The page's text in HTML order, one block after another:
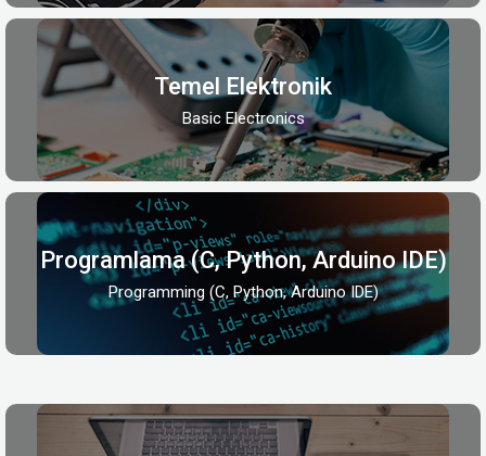
Temel Elektronik
Basic Electronics
Programlama (C, Python, Arduino IDE)
Programming (C, Python, Arduino IDE)